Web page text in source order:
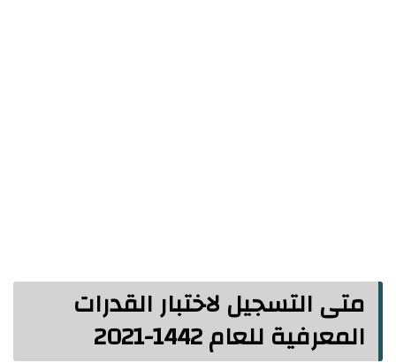
متى التسجيل لاختبار القدرات
المعرفية للعام 1442-2021